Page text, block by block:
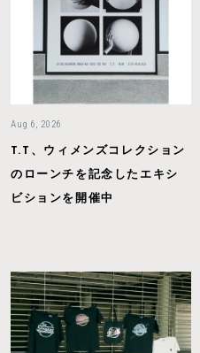
Aug 6, 2026
T.T、ウィメンズコレクション
のローンチを記念したエキシ
ビションを開催中